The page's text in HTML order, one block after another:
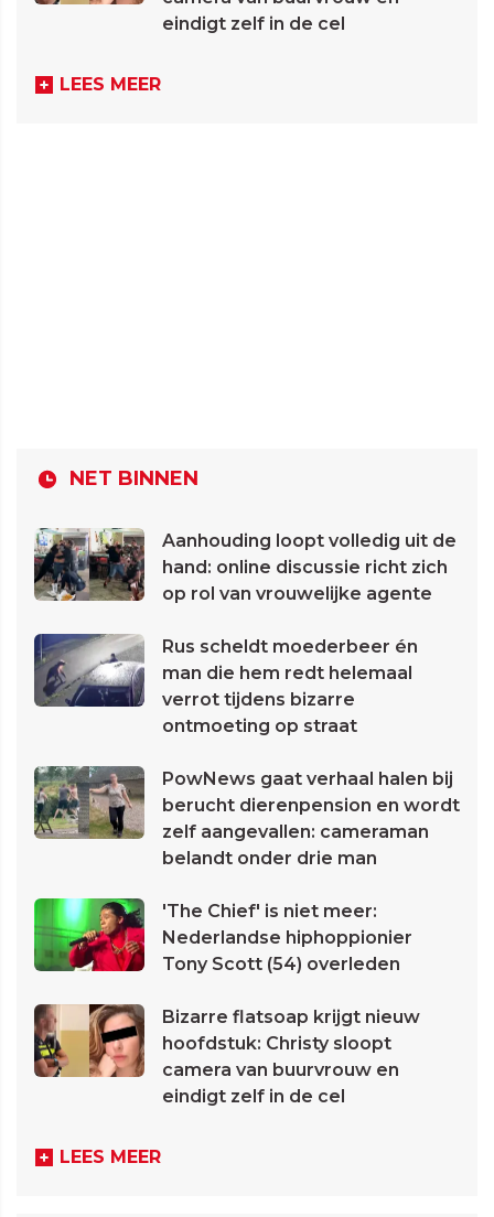
eindigt zelf in de cel
LEES MEER
NET BINNEN
Aanhouding loopt volledig uit de
hand: online discussie richt zich
op rol van vrouwelijke agente
Rus scheldt moederbeer én
man die hem redt helemaal
verrot tijdens bizarre
ontmoeting op straat
PowNews gaat verhaal halen bij
berucht dierenpension en wordt
zelf aangevallen: cameraman
belandt onder drie man
'The Chief' is niet meer:
Nederlandse hiphoppionier
Tony Scott (54) overleden
Bizarre flatsoap krijgt nieuw
hoofdstuk: Christy sloopt
camera van buurvrouw en
eindigt zelf in de cel
LEES MEER